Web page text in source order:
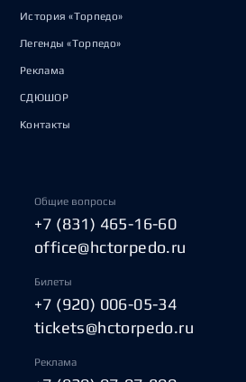
История «Торпедо»
Легенды «Торпедо»
Реклама
СДЮШОР
Контакты
Общие вопросы
+7 (831) 465-16-60
office@hctorpedo.ru
Билеты
+7 (920) 006-05-34
tickets@hctorpedo.ru
Реклама